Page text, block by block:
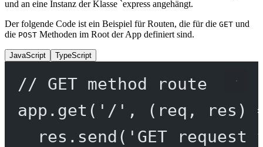
und an eine Instanz der Klasse `express angehängt.
Der folgende Code ist ein Beispiel für Routen, die für die GET und
die POST Methoden im Root der App definiert sind.
JavaScript TypeScript
// GET method route
app. get ( '/' , ( req , res )
res. send ( 'GET request